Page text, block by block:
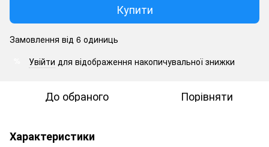
Купити
Замовлення від 6 одиниць
Увійти для відображення накопичувальної знижки
До обраного Порівняти
Характеристики